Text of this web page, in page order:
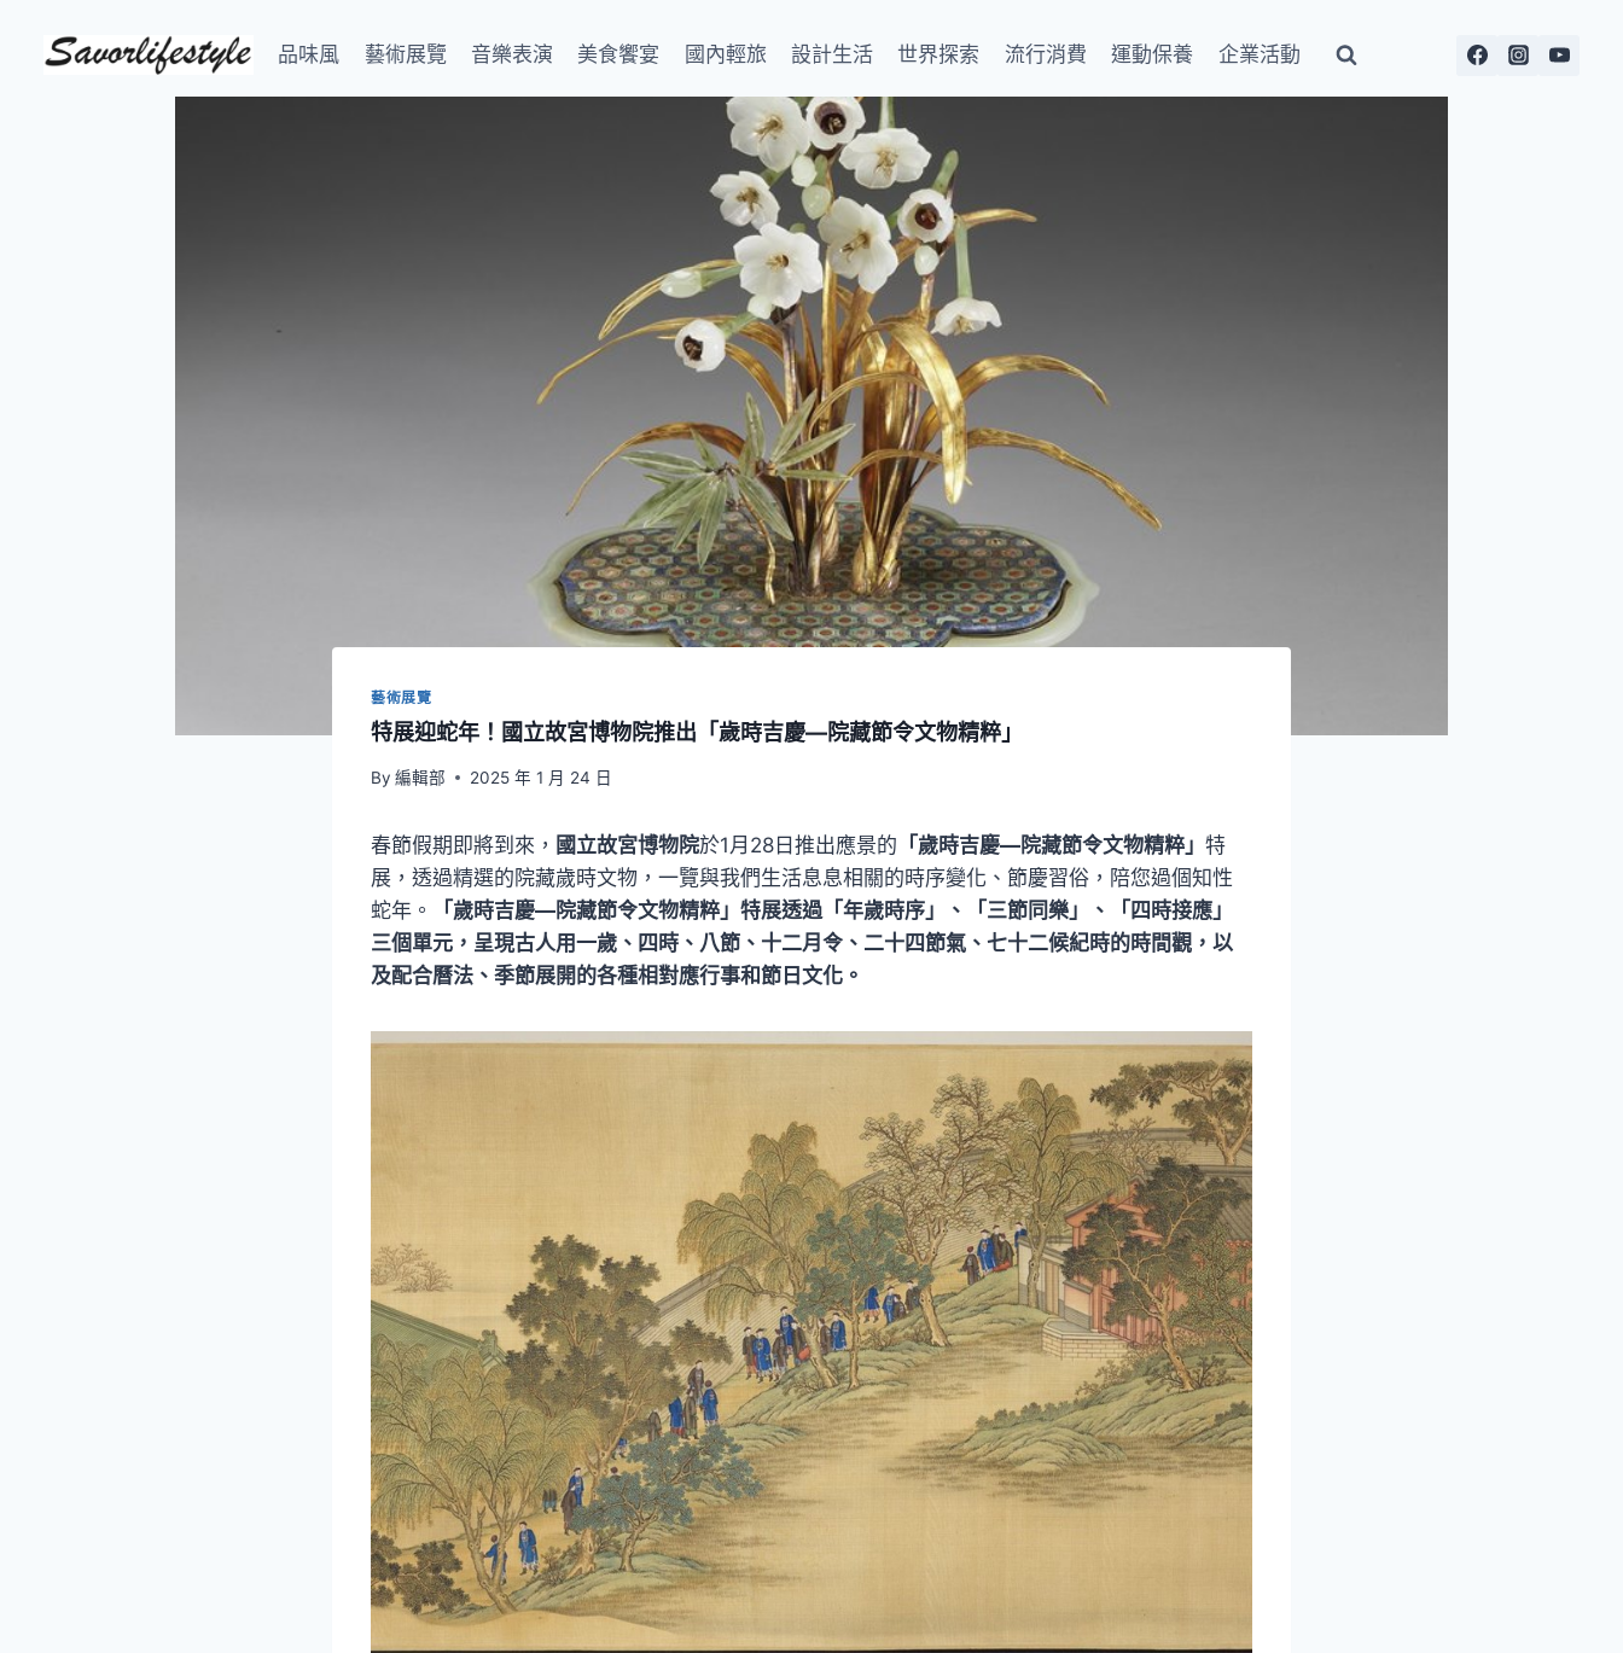
品味風 藝術展覽 音樂表演 美食饗宴 國內輕旅 設計生活 世界探索 流行消費 運動保養 企業活動
藝術展覽
特展迎蛇年！國立故宮博物院推出「歲時吉慶—院藏節令文物精粹」
By 編輯部 2025 年 1 月 24 日
春節假期即將到來， 國立故宮博物院於1月28日推出應景的 「歲時吉慶—院藏節令文物精粹」 特
展，透過精選的院藏歲時文物，一覽與我們生活息息相關的時序變化、節慶習俗，陪您過個知性
蛇年。
「歲時吉慶—院藏節令文物精粹」特展透過「年歲時序」、「三節同樂」、「四時接應」
三個單元，呈現古人用一歲、四時、八節、十二月令、二十四節氣、七十二候紀時的時間觀，以
及配合曆法、季節展開的各種相對應行事和節日文化。